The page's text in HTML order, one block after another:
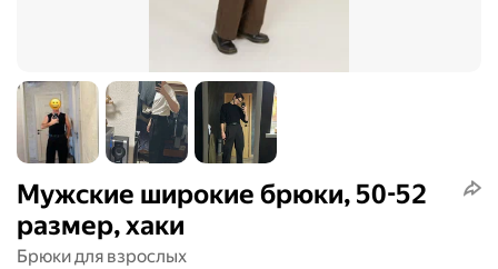
Мужские широкие брюки, 50-52
размер, хаки
Брюки для взрослых